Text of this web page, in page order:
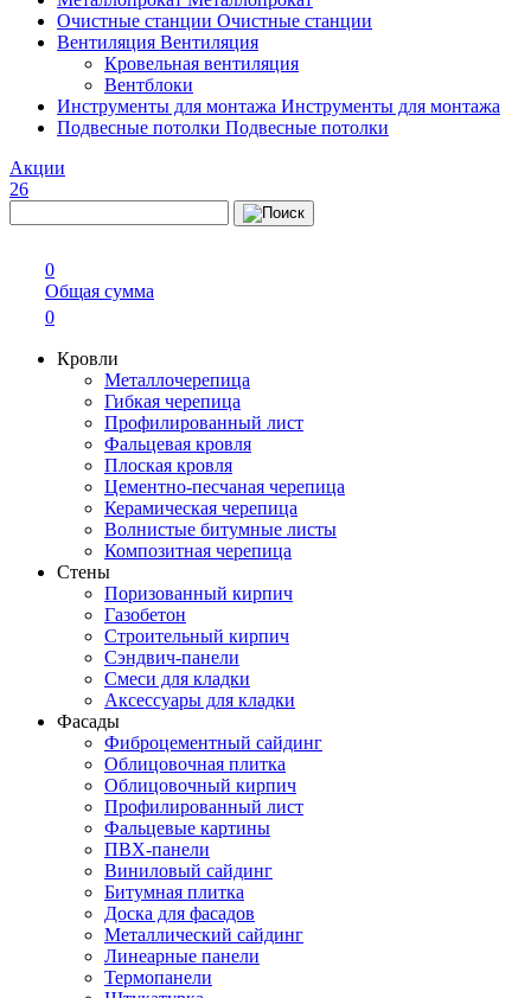
Очистные станции Очистные станции
Вентиляция Вентиляция
Кровельная вентиляция
Вентблоки
Инструменты для монтажа Инструменты для монтажа
Подвесные потолки Подвесные потолки
Акции
26
0
Общая сумма
0
Кровли
Металлочерепица
Гибкая черепица
Профилированный лист
Фальцевая кровля
Плоская кровля
Цементно-песчаная черепица
Керамическая черепица
Волнистые битумные листы
Композитная черепица
Стены
Поризованный кирпич
Газобетон
Строительный кирпич
Сэндвич-панели
Смеси для кладки
Аксессуары для кладки
Фасады
Фиброцементный сайдинг
Облицовочная плитка
Облицовочный кирпич
Профилированный лист
Фальцевые картины
ПВХ-панели
Виниловый сайдинг
Битумная плитка
Доска для фасадов
Металлический сайдинг
Линеарные панели
Термопанели